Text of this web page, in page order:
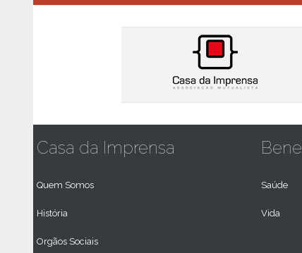
Casa da Imprensa
Quem Somos
História
Orgãos Sociais
Saúde
Vida